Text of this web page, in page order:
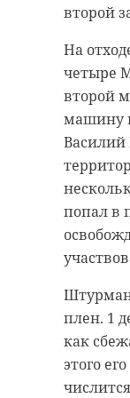
второй
На
четыре
второй
машину
Василий
попал в
плен. 1
как
этого